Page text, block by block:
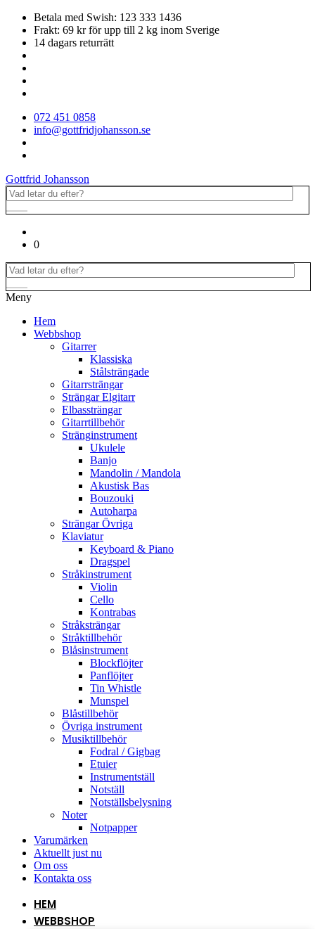
Betala med Swish: 123 333 1436
Frakt: 69 kr för upp till 2 kg inom Sverige
14 dagars returrätt
072 451 0858
info@gottfridjohansson.se
Gottfrid Johansson
0
Meny
Hem
Webbshop
Gitarrer
Klassiska
Stålsträngade
Gitarrsträngar
Strängar Elgitarr
Elbassträngar
Gitarrtillbehör
Stränginstrument
Ukulele
Banjo
Mandolin / Mandola
Akustisk Bas
Bouzouki
Autoharpa
Strängar Övriga
Klaviatur
Keyboard & Piano
Dragspel
Stråkinstrument
Violin
Cello
Kontrabas
Stråksträngar
Stråktillbehör
Blåsinstrument
Blockflöjter
Panflöjter
Tin Whistle
Munspel
Blåstillbehör
Övriga instrument
Musiktillbehör
Fodral / Gigbag
Etuier
Instrumentställ
Notställ
Notställsbelysning
Noter
Notpapper
Varumärken
Aktuellt just nu
Om oss
Kontakta oss
HEM
WEBBSHOP